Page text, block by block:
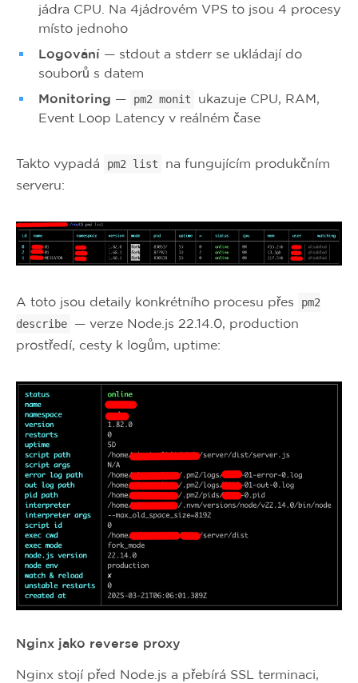
jádra CPU. Na 4jádrovém VPS to jsou 4 procesy
místo jednoho
Logování — stdout a stderr se ukládají do
souborů s datem
Monitoring — pm2 monit
ukazuje CPU, RAM,
Event Loop Latency v reálném čase
Takto vypadá pm2 list
na fungujícím produkčním
serveru:
A toto jsou detaily konkrétního procesu přes
pm2
describe
— verze Node.js 22.14.0, production
prostředí, cesty k logům, uptime:
Nginx jako reverse proxy
Nginx stojí před Node.js a přebírá SSL terminaci,